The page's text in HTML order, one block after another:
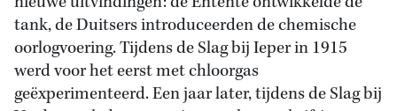
tank, de Duitsers introduceerden de chemische
oorlogvoering. Tijdens de Slag bij Ieper in 1915
werd voor het eerst met chloorgas
geëxperimenteerd. Een jaar later, tijdens de Slag bij